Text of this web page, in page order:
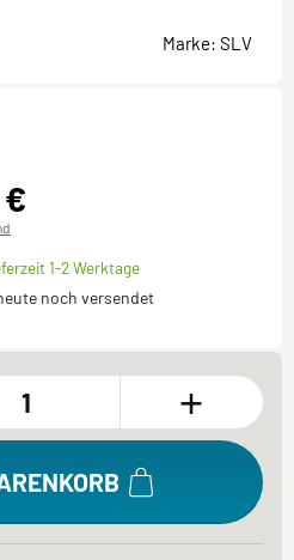
Marke: SLV
1-2 Werktage
noch versendet
+